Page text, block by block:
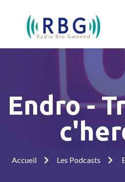
Endro -
Accueil Les Podcasts